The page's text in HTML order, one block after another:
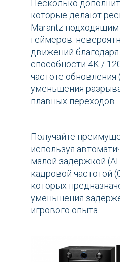
Несколько
которые делают
Marantz
геймеров:
движений
способности 4K /
частоте обновления
уменьшения
плавных переходов.
Получайте
используя
малой задержкой
кадровой частотой
которых
уменьшения
игрового опыта.